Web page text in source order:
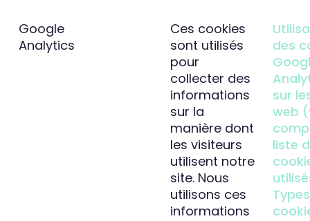
Google
Analytics
Ces cookies
sont utilisés
pour
collecter des
informations
sur la
manière dont
les visiteurs
utilisent notre
site. Nous
utilisons ces
informations
des
sur
web
liste